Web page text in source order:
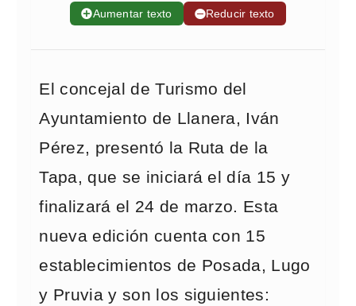
➕Aumentar texto ➖Reducir texto
El concejal de Turismo del
Ayuntamiento de Llanera, Iván
Pérez, presentó la Ruta de la
Tapa, que se iniciará el día 15 y
finalizará el 24 de marzo. Esta
nueva edición cuenta con 15
establecimientos de Posada, Lugo
y Pruvia y son los siguientes: